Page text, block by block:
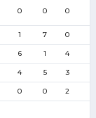
0 0 0
1 7 0
6 1 4
4 5 3
0 0 2